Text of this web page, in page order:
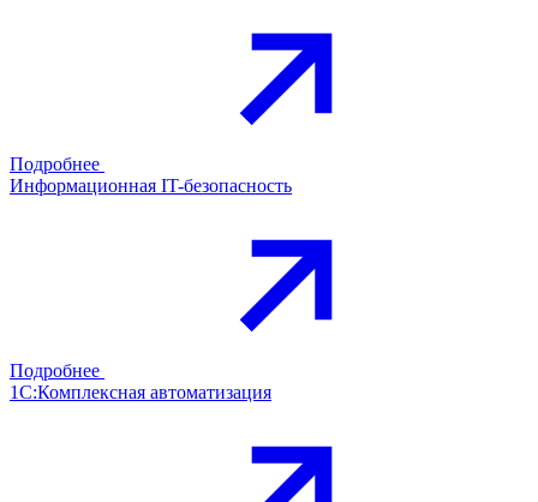
Подробнее
Информационная IT-безопасность
Подробнее
1С:Комплексная автоматизация